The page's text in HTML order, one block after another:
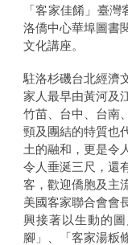
「客家佳餚」臺
洛僑中心華埠圖書
文化講座。
駐洛杉磯台北經濟
家人最早由黃河及
竹苗、台中、台南
頸及團結的特質也
土的融和，更是令
令人垂涎三尺，還
客，歡迎僑胞及主
美國客家聯合會會
興接著以生動的
腳」、「客家湯粄